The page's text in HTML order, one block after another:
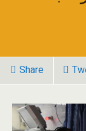
Share